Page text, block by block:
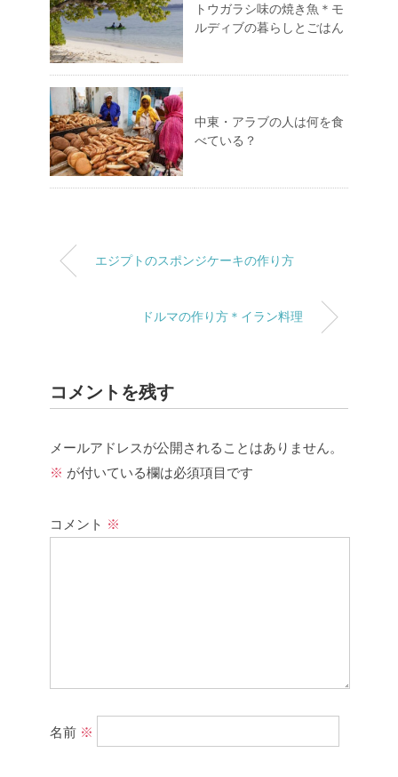
トウガラシ味の焼き魚＊モ
ルディブの暮らしとごはん
中東・アラブの人は何を食
べている？
エジプトのスポンジケーキの作り方
ドルマの作り方＊イラン料理
コメントを残す
メールアドレスが公開されることはありません。
※ が付いている欄は必須項目です
コメント ※
名前 ※